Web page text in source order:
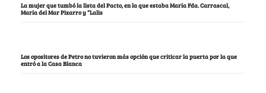
La mujer que tumbó la lista del Pacto, en la que estaba María Fda. Carrascal,
María del Mar Pizarro y “Lalis
Los opositores de Petro no tuvieron más opción que criticar la puerta por la que
entró a la Casa Blanca